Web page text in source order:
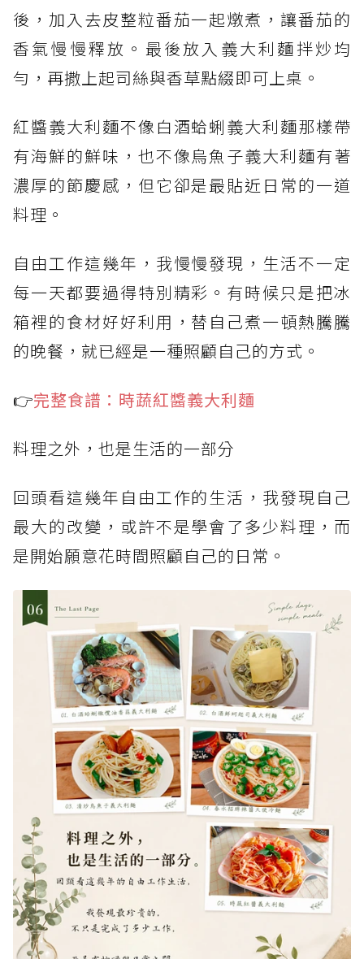
後，加入去皮整粒番茄一起燉煮，讓番茄的
香氣慢慢釋放。最後放入義大利麵拌炒均
勻，再撒上起司絲與香草點綴即可上桌。
紅醬義大利麵不像白酒蛤蜊義大利麵那樣帶
有海鮮的鮮味，也不像烏魚子義大利麵有著
濃厚的節慶感，但它卻是最貼近日常的一道
料理。
自由工作這幾年，我慢慢發現，生活不一定
每一天都要過得特別精彩。有時候只是把冰
箱裡的食材好好利用，替自己煮一頓熱騰騰
的晚餐，就已經是一種照顧自己的方式。
👉完整食譜：時蔬紅醬義大利麵
料理之外，也是生活的一部分
回頭看這幾年自由工作的生活，我發現自己
最大的改變，或許不是學會了多少料理，而
是開始願意花時間照顧自己的日常。